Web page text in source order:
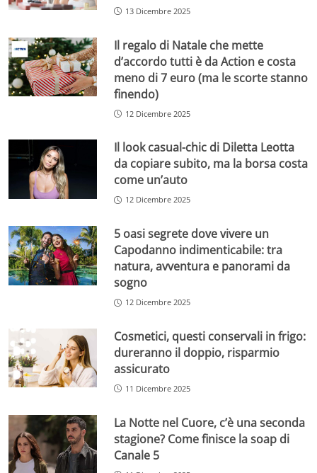
13 Dicembre 2025
Il regalo di Natale che mette
d’accordo tutti è da Action e costa
meno di 7 euro (ma le scorte stanno
finendo)
12 Dicembre 2025
Il look casual-chic di Diletta Leotta
da copiare subito, ma la borsa costa
come un’auto
12 Dicembre 2025
5 oasi segrete dove vivere un
Capodanno indimenticabile: tra
natura, avventura e panorami da
sogno
12 Dicembre 2025
Cosmetici, questi conservali in frigo:
dureranno il doppio, risparmio
assicurato
11 Dicembre 2025
La Notte nel Cuore, c’è una seconda
stagione? Come finisce la soap di
Canale 5